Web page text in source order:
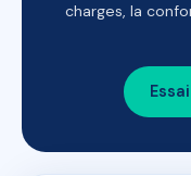
charges, la